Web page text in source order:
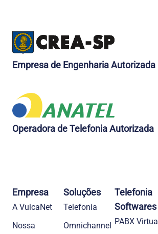
Empresa de Engenharia Autorizada
Operadora de Telefonia Autorizada
Empresa
A VulcaNet
Nossa
Soluções
Telefonia​
Omnichannel
Telefonia
Softwares
PABX